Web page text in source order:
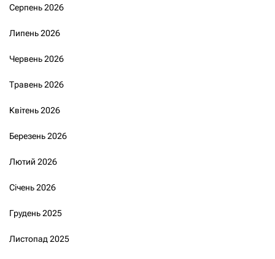
Серпень 2026
Липень 2026
Червень 2026
Травень 2026
Квітень 2026
Березень 2026
Лютий 2026
Січень 2026
Грудень 2025
Листопад 2025